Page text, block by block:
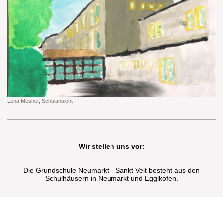
Lena Mesner, Schulansicht
Wir stellen uns vor:
Die Grundschule Neumarkt - Sankt Veit besteht aus den
Schulhäusern in Neumarkt und Egglkofen.